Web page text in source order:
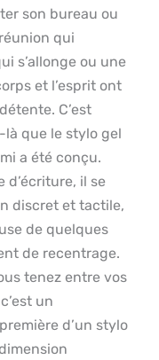
son bureau ou
qui
s’allonge ou une
et l’esprit ont
C’est
que le stylo gel
a été conçu.
d’écriture, il se
discret et tactile,
de quelques
de recentrage.
tenez entre vos
un
d’un stylo